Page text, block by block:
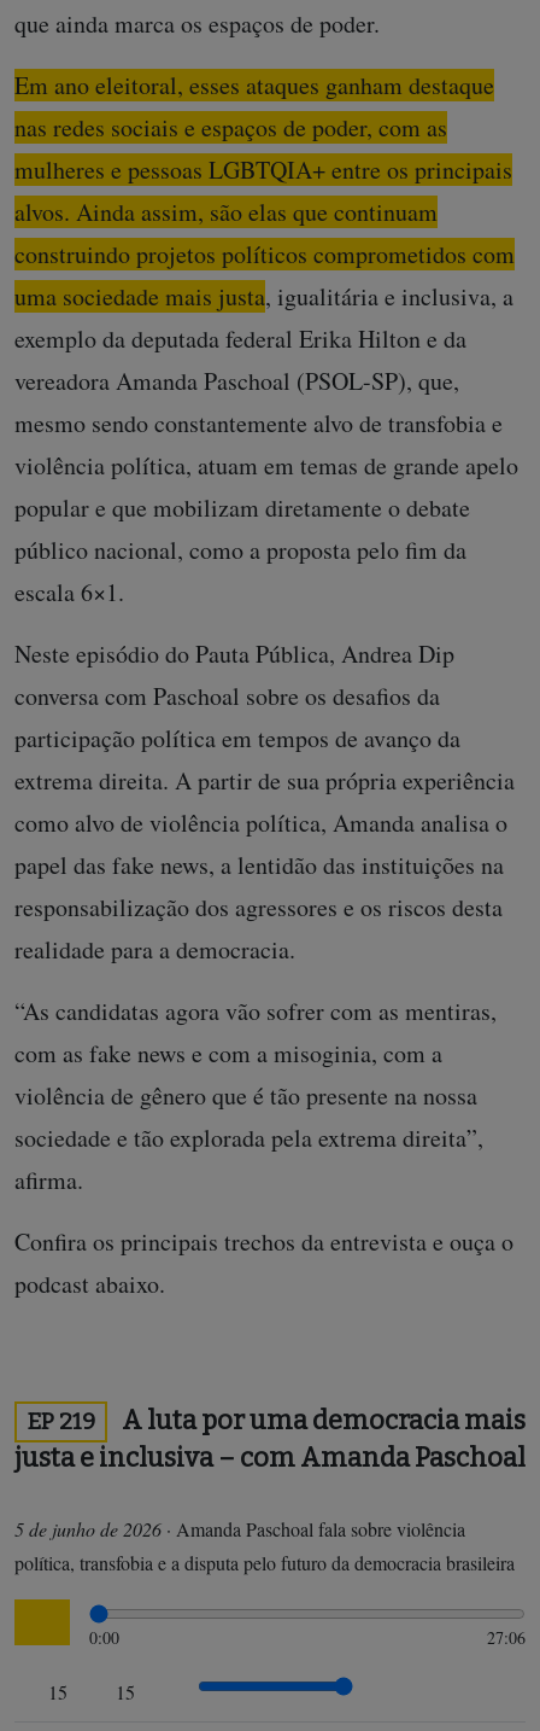
que ainda marca os espaços de poder.
Em ano eleitoral, esses ataques ganham destaque
nas redes sociais e espaços de poder, com as
mulheres e pessoas LGBTQIA+ entre os principais
alvos. Ainda assim, são elas que continuam
construindo projetos políticos comprometidos com
uma sociedade mais justa, igualitária e inclusiva, a
exemplo da deputada federal Erika Hilton e da
vereadora Amanda Paschoal (PSOL-SP), que,
mesmo sendo constantemente alvo de transfobia e
violência política, atuam em temas de grande apelo
popular e que mobilizam diretamente o debate
público nacional, como a proposta pelo fim da
escala 6×1.
Neste episódio do Pauta Pública, Andrea Dip
conversa com Paschoal sobre os desafios da
participação política em tempos de avanço da
extrema direita. A partir de sua própria experiência
como alvo de violência política, Amanda analisa o
papel das fake news, a lentidão das instituições na
responsabilização dos agressores e os riscos desta
realidade para a democracia.
“As candidatas agora vão sofrer com as mentiras,
com as fake news e com a misoginia, com a
violência de gênero que é tão presente na nossa
sociedade e tão explorada pela extrema direita”,
afirma.
Confira os principais trechos da entrevista e ouça o
podcast abaixo.
EP 219
A luta por uma democracia mais
justa e inclusiva – com Amanda Paschoal
5 de junho de 2026 · Amanda Paschoal fala sobre violência
política, transfobia e a disputa pelo futuro da democracia brasileira
0:00 27:06
15 15